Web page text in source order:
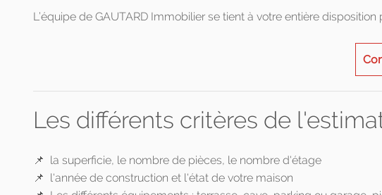
L’équipe de GAUTARD Immobilier se tient à votre entière
Les différents critères de
📌 la superficie, le nombre de pièces, le nombre d'étage
📌 l'année de construction et l'état de votre maison